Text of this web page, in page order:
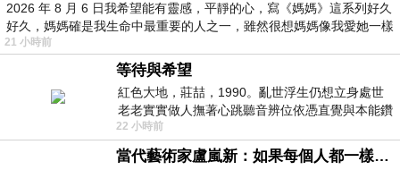
2026 年 8 月 6 日我希望能有靈感，平靜的心，寫《媽媽》這系列好久
好久，媽媽確是我生命中最重要的人之一，雖然很想媽媽像我愛她一樣
21 小時前
等待與希望
紅色大地，莊喆，1990。亂世浮生仍想立身處世
老老實實做人撫著心跳聽音辨位依憑直覺與本能鑽
向裂隙的亮處探索另一個心聲另一個共鳴的
22 小時前
當代藝術家盧嵐新：如果每個人都一樣，這世界該有多無聊？